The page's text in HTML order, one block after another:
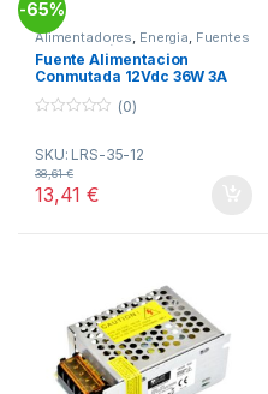
-65%
Alimentadores Energia Fuentes
Alimentación
Fuente Alimentacion
Conmutada 12Vdc 36W 3A
u
t
(0)
SKU: LRS-35-12
13,41€
38,61€